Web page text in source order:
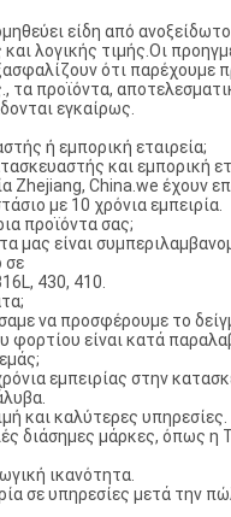
είδη από
λογικής τιμής.Οι
ότι παρέχουμε
τα προϊόντα,
εγκαίρως.
ή εμπορική εταιρεία;
και εμπορική
Zhejiang, China.we έχουν
με 10 χρόνια εμπειρία.
προϊόντα σας;
μας είναι
σε
430, 410.
να προσφέρουμε το
φορτίου είναι κατά
εμπειρίας στην
και καλύτερες υπηρεσίες.
διάσημες μάρκες, όπως η
ικανότητα.
σε υπηρεσίες μετά την